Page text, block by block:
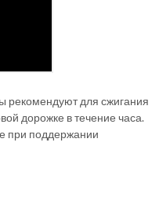
рекомендуют для сжигания
дорожке в течение часа.
при поддержании